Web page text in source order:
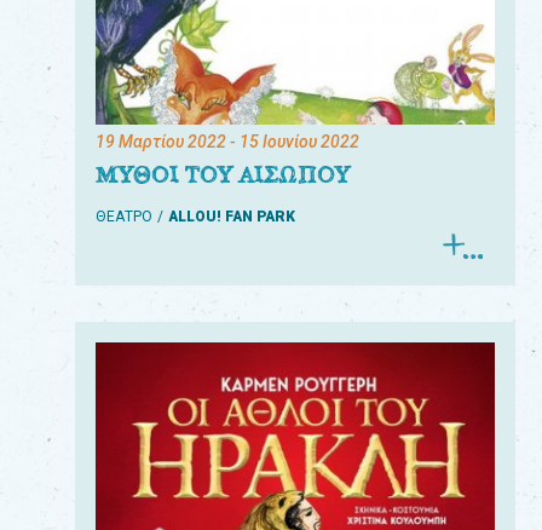
19 Μαρτίου 2022- 15 Ιουνίου 2022
ΜΥΘΟΙ ΤΟΥ ΑΙΣΩΠΟΥ
ΘΕΑΤΡΟ ALLOU! FAN PARK